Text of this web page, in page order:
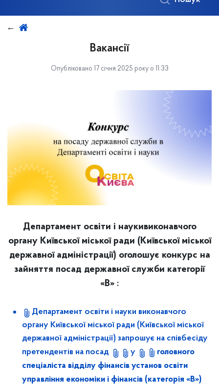
Вакансії
Опубліковано 17 січня 2025 року о 11:33
Департамент освіти і наукивиконавчого
органу Київської міської ради (Київської міської
державної адміністрації) оголошує конкурс на
зайняття посад державної служби категорії
«В» :
Департамент освіти і науки виконавчого
органу Київської міської ради (Київської міської
державної адміністрації) запрошує на співбесіду
претендентів на посад
у
головного
спеціаліста відділу фінансів установ освіти
управління економіки і фінансів (категорія «В»)